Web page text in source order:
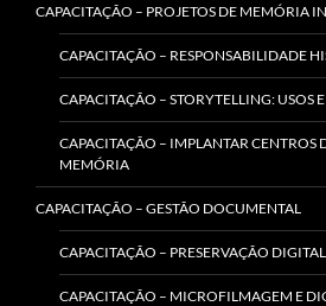
CAPACITAÇÃO – PROJETOS DE MEMÓRIA
CAPACITAÇÃO – RESPONSABILIDADE
CAPACITAÇÃO – STORYTELLING: USOS
CAPACITAÇÃO – IMPLANTAR CENTROS
MEMÓRIA
CAPACITAÇÃO – GESTÃO DOCUMENTAL
CAPACITAÇÃO – PRESERVAÇÃO DIGITAL
CAPACITAÇÃO – MICROFILMAGEM E